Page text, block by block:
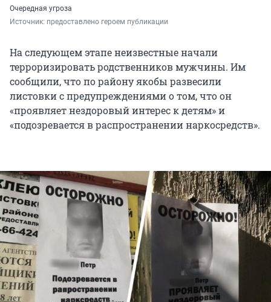
Очередная угроза
Источник: предоставлено героем публикации
На следующем этапе неизвестные начали
терроризировать родственников мужчины. Им
сообщили, что по району якобы развесили
листовки с предупреждениями о том, что он
«проявляет нездоровый интерес к детям» и
«подозревается в распространении наркосредств».